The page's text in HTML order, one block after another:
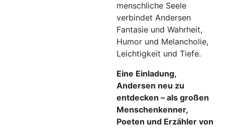
menschliche Seele
verbindet Andersen
Fantasie und Wahrheit,
Humor und Melancholie,
Leichtigkeit und Tiefe.
Eine Einladung,
Andersen neu zu
entdecken – als großen
Menschenkenner,
Poeten und Erzähler von